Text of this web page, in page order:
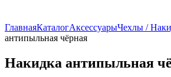
ГлавнаяКаталогАксессуарыЧехлы /
антипыльная чёрная
Накидка антипыльная